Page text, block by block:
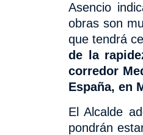
Asencio
obras son
que tendrá
de
la
corredor
España, en
El Alcalde
pondrán